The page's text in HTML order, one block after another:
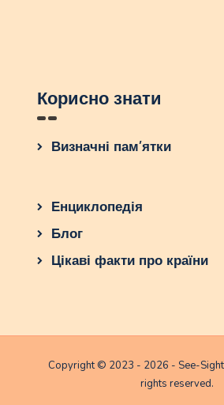
Корисно знати
Визначні пам’ятки
Енциклопедія
Блог
Цікаві факти про країни
Copyright © 2023 - 2026 - See-
rights reserved.